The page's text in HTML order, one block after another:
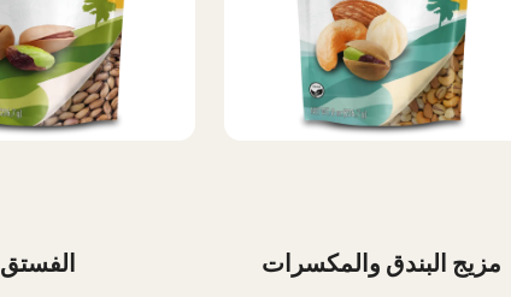
الفستق مزيج البندق والمكسرات